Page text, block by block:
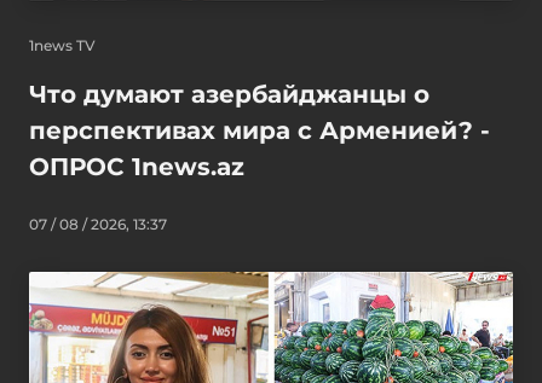
1news TV
Что думают азербайджанцы о
перспективах мира с Арменией? -
ОПРОС 1news.az
07 / 08 / 2026, 13:37